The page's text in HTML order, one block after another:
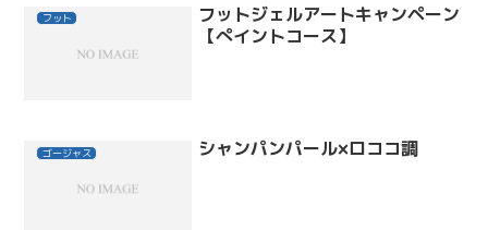
フット
フットジェルアートキャンペーン
【ぺイントコース】
ゴージャス シャンパンパール×ロココ調